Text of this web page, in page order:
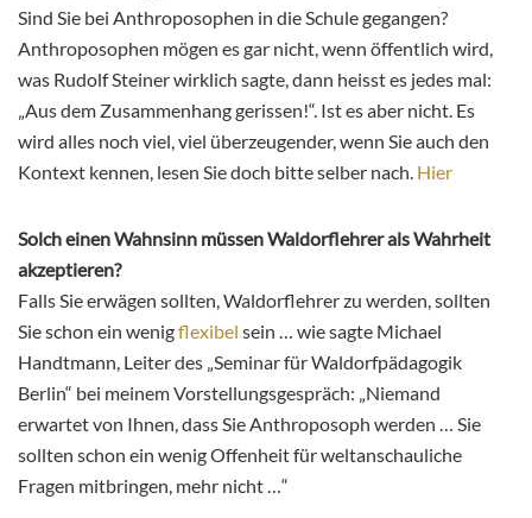
Sind Sie bei Anthroposophen in die Schule gegangen?
Anthroposophen mögen es gar nicht, wenn öffentlich wird,
was Rudolf Steiner wirklich sagte, dann heisst es jedes mal:
„Aus dem Zusammenhang gerissen!“. Ist es aber nicht. Es
wird alles noch viel, viel überzeugender, wenn Sie auch den
Kontext kennen, lesen Sie doch bitte selber nach. Hier
Solch einen Wahnsinn müssen Waldorflehrer als Wahrheit
akzeptieren?
Falls Sie erwägen sollten, Waldorflehrer zu werden, sollten
Sie schon ein wenigflexibel sein … wie sagte Michael
Handtmann, Leiter des „Seminar für Waldorfpädagogik
Berlin“ bei meinem Vorstellungsgespräch: „Niemand
erwartet von Ihnen, dass Sie Anthroposoph werden … Sie
sollten schon ein wenig Offenheit für weltanschauliche
Fragen mitbringen, mehr nicht …“